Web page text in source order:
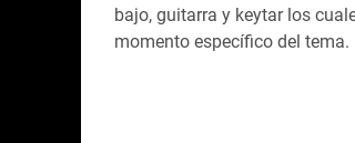
bajo, guitarra y keytar los
momento específico del tema.